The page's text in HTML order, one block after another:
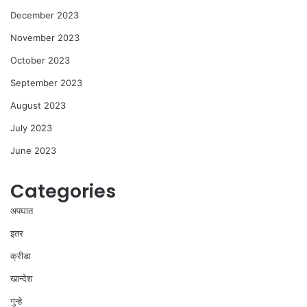
December 2023
November 2023
October 2023
September 2023
August 2023
July 2023
June 2023
Categories
अपघात
इतर
क्रीडा
खान्देश
गुन्हे